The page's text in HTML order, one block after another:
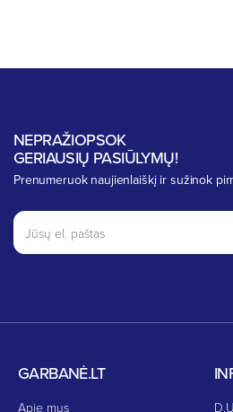
GARBANĖ.LT
Apie mus
NEPRAŽIOPSOK
GERIAUSIŲ PASIŪLYMŲ!
Prenumeruok naujienlaiškį ir sužinok